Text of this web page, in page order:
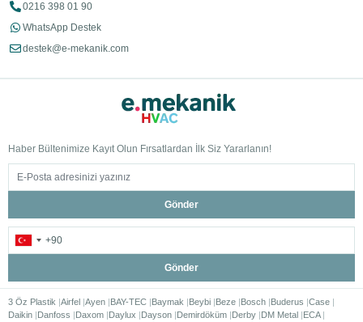
0216 398 01 90
WhatsApp Destek
destek@e-mekanik.com
Haber Bültenimize Kayıt Olun Fırsatlardan İlk Siz Yararlanın!
Gönder
Gönder
3 Öz Plastik Airfel Ayen BAY-TEC Baymak Beybi Beze Bosch Buderus Case
Daikin Danfoss Daxom Daylux Dayson Demirdöküm Derby DM Metal ECA